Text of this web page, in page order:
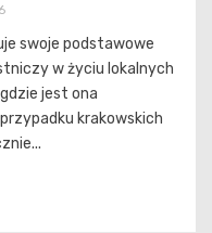
swoje podstawowe
w życiu lokalnych
jest ona
krakowskich